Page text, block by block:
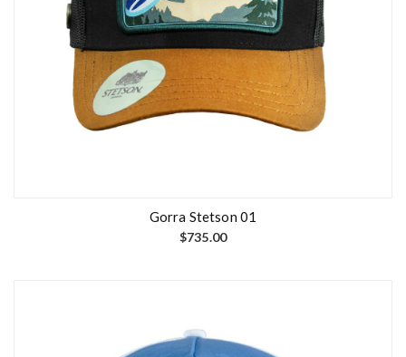
Gorra Stetson 01
$735.00